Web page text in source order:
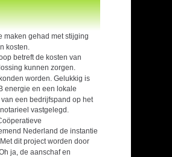
maken gehad met stijging
stijging van te maken kosten.
betreft de kosten van
kunnen zorgen.
worden. Gelukkig is
energie en een lokale
een bedrijfspand op het
Dit alles is notarieel vastgelegd.
Nederland de instantie
dit project worden door
ja, de aanschaf en